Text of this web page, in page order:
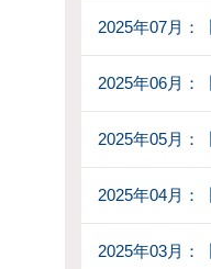
2025年07月：
2025年06月：
2025年05月：
2025年04月：
2025年03月：